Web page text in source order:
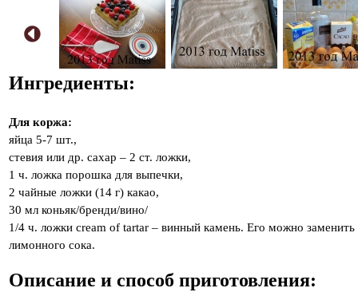
Ингредиенты:
Для коржа:
яйца 5-7 шт.,
стевия или др. сахар – 2 ст. ложки,
1 ч. ложка порошка для выпечки,
2 чайные ложки (14 г) какао,
30 мл коньяк/бренди/вино/
1/4 ч. ложки cream of tartar – винный камень. Его можно
лимонного сока.
Описание и способ приготовления: